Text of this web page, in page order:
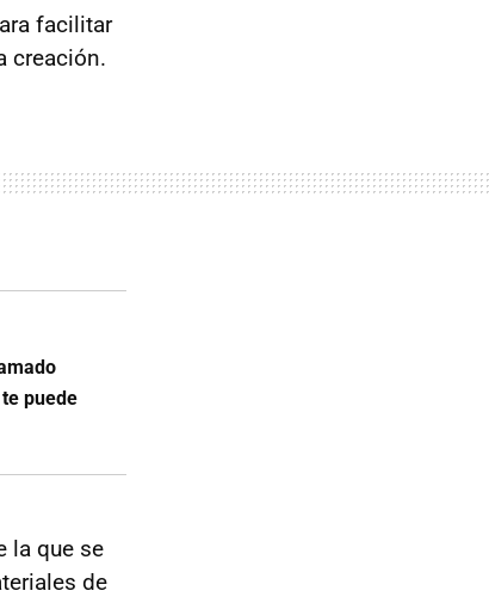
facilitar
creación.
puede
la que se
de